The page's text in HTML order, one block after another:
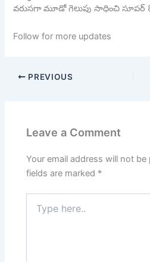
వరుసగా మూడో గెలుపు సాధించి సూపర్
Follow for more updates
PREVIOUS
Leave a Comment
Your email address will not be
fields are marked *
here..